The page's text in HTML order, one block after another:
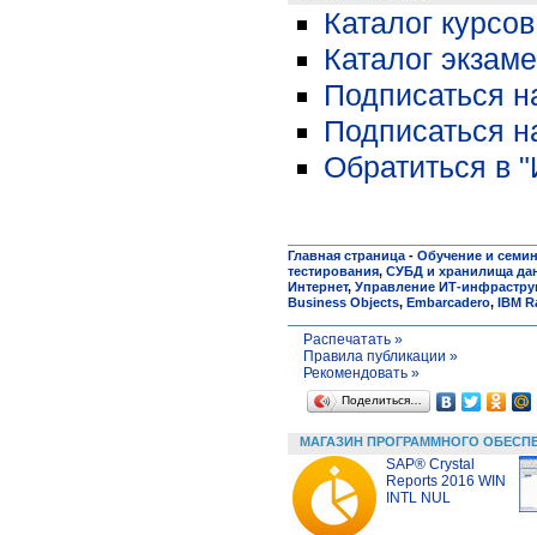
Каталог курсов
Каталог
Подписаться
Подписаться
Обратиться в
Главная страница - Обучение и
тестирования, СУБД и хранилища
Интернет, Управление ИТ-
Business Objects, Embarcadero, IBM
Распечатать »
Правила публикации »
Рекомендовать »
Поделиться…
МАГАЗИН ПРОГРАММНОГО
SAP® Crystal
Reports 2016 WIN
INTL NUL